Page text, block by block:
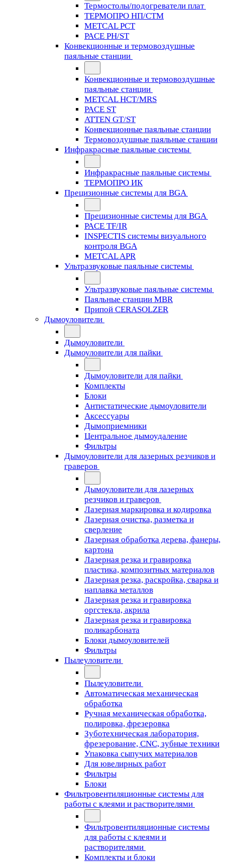
Термостолы/подогреватели плат
ТЕРМОПРО НП/СТМ
METCAL PCT
PACE PH/ST
Конвекционные и термовоздушные
паяльные станции
Конвекционные и термовоздушные
паяльные станции
METCAL HCT/MRS
PACE ST
ATTEN GT/ST
Конвекционные паяльные станции
Термовоздушные паяльные станции
Инфракрасные паяльные системы
Инфракрасные паяльные системы
ТЕРМОПРО ИК
Прецизионные системы для BGA
Прецизионные системы для BGA
PACE TF/IR
INSPECTIS системы визуального
контроля BGA
METCAL APR
Ультразвуковые паяльные системы
Ультразвуковые паяльные системы
Паяльные станции MBR
Припой CERASOLZER
Дымоуловители
Дымоуловители
Дымоуловители для пайки
Дымоуловители для пайки
Комплекты
Блоки
Антистатические дымоуловители
Аксессуары
Дымоприемники
Центральное дымоудаление
Фильтры
Дымоуловители для лазерных резчиков и
граверов
Дымоуловители для лазерных
резчиков и граверов
Лазерная маркировка и кодировка
Лазерная очистка, разметка и
сверление
Лазерная обработка дерева, фанеры,
картона
Лазерная резка и гравировка
пластика, композитных материалов
Лазерная резка, раскройка, сварка и
наплавка металлов
Лазерная резка и гравировка
оргстекла, акрила
Лазерная резка и гравировка
поликарбоната
Блоки дымоуловителей
Фильтры
Пылеуловители
Пылеуловители
Автоматическая механическая
обработка
Ручная механическая обработка,
полировка, фрезеровка
Зуботехническая лаборатория,
фрезерование, CNC, зубные техники
Упаковка сыпучих материалов
Для ювелирных работ
Фильтры
Блоки
Фильтровентиляционные системы для
работы с клеями и растворителями
Фильтровентиляционные системы
для работы с клеями и
растворителями
Комплекты и блоки